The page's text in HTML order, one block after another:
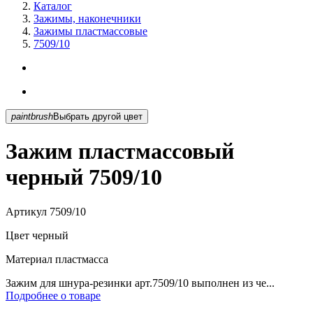
Каталог
Зажимы, наконечники
Зажимы пластмассовые
7509/10
paintbrush Выбрать другой цвет
Зажим пластмассовый
черный 7509/10
Артикул 7509/10
Цвет черный
Материал пластмасса
Зажим для шнура-резинки арт.7509/10 выполнен из че...
Подробнее о товаре